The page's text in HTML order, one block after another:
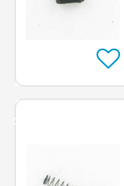
Op=Op